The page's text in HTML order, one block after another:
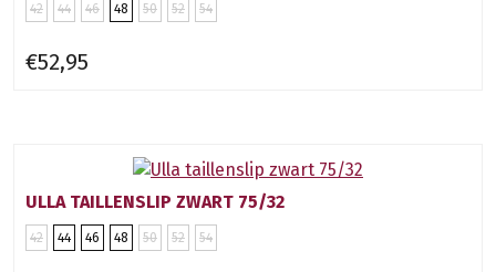
42 44 46 48 50 52 54
€52,95
ULLA TAILLENSLIP ZWART 75/32
42 44 46 48 50 52 54